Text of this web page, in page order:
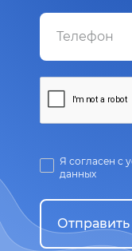
Я согласен с
данных
Отправить